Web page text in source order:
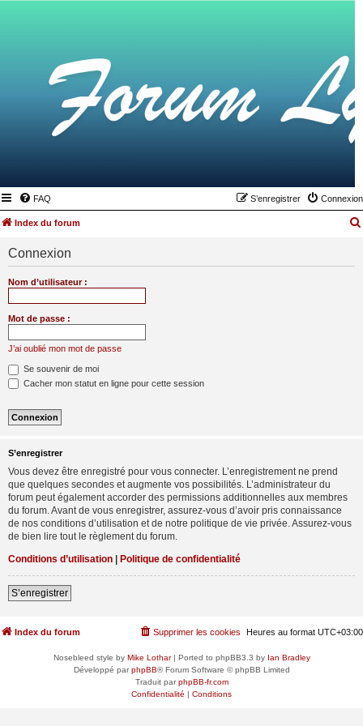
FAQ Connexion
S’enregistrer
Index du forum
Connexion
Nom d’utilisateur :
Mot de passe :
J’ai oublié mon mot de passe
Se souvenir de moi
Cacher mon statut en ligne pour cette session
S’enregistrer
Vous devez être enregistré pour vous connecter. L’enregistrement ne prend
que quelques secondes et augmente vos possibilités. L’administrateur du
forum peut également accorder des permissions additionnelles aux membres
du forum. Avant de vous enregistrer, assurez-vous d’avoir pris connaissance
de nos conditions d’utilisation et de notre politique de vie privée. Assurez-vous
de bien lire tout le règlement du forum.
Conditions d’utilisation | Politique de confidentialité
S’enregistrer
Index du forum Heures au format UTC+03:00
Supprimer les cookies
Nosebleed style by Mike Lothar| Ported to phpBB3.3 by Ian Bradley
Développé parphpBB® Forum Software © phpBB Limited
Traduit parphpBB-fr.com
Confidentialité | Conditions